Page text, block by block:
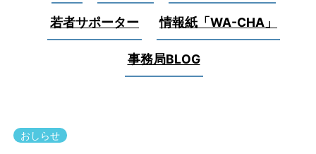
若者サポーター 情報紙「WA-CHA」
事務局BLOG
おしらせ